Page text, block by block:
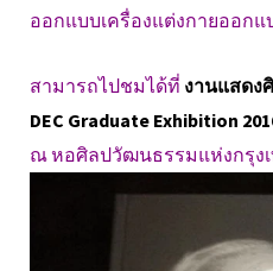
ออกแบบเครื่องแต่งกายออกแ
สามารถไปชมได้ที่ งานแสดง
DEC Graduate Exhibition
ณ หอศิลปวัฒนธรรมแห่งกรุง